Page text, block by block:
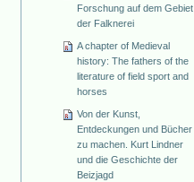
Forschung auf dem Gebiet
der Falknerei
A chapter of Medieval
history: The fathers of the
literature of field sport and
horses
Von der Kunst,
Entdeckungen und Bücher
zu machen. Kurt Lindner
und die Geschichte der
Beizjagd